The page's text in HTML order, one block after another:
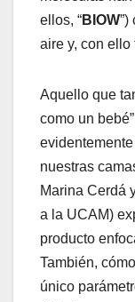
ellos, “BIOW”)
aire y, con ello
Aquello que
como un
nuestras
Marina Cerdá
a la UCAM)
producto
También,
único